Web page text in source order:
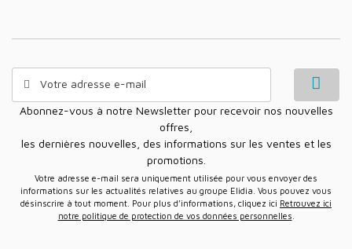
Abonnez-vous à notre Newsletter pour recevoir nos nouvelles
offres,
les dernières nouvelles, des informations sur les ventes et les
promotions.
Votre adresse e-mail sera uniquement utilisée pour vous envoyer des
informations sur les actualités relatives au groupe Elidia. Vous pouvez vous
désinscrire à tout moment. Pour plus d’informations, cliquez ici Retrouvez ici
notre politique de protection de vos données personnelles